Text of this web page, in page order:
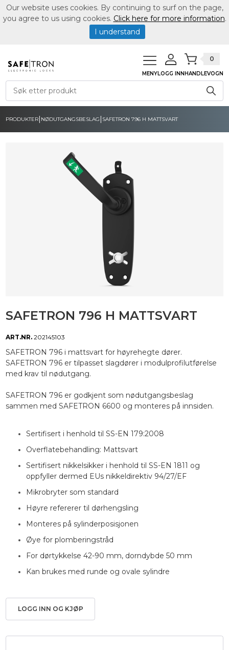
MENYLOGG INN
0
HANDLEVOGN
PRODUKTER| NØDUTGANGSBESLAG | SAFETRON 796 H MATTSVART
SAFETRON 796 H MATTSVART
ART.NR. 202145103
SAFETRON 796 i mattsvart for høyrehegte dører.
SAFETRON 796 er tilpasset slagdører i modulprofilutførelse
med krav til nødutgang.
SAFETRON 796 er godkjent som nødutgangsbeslag
sammen med SAFETRON 6600 og monteres på innsiden.
Sertifisert i henhold til SS-EN 179:2008
Overflatebehandling: Mattsvart
Sertifisert nikkelsikker i henhold til SS-EN 1811 og
oppfyller dermed EUs nikkeldirektiv 94/27/EF
Mikrobryter som standard
Høyre refererer til dørhengsling
Monteres på sylinderposisjonen
Øye for plomberingstråd
For dørtykkelse 42-90 mm, dorndybde 50 mm
Kan brukes med runde og ovale sylindre
LOGG INN OG KJØP
Our website uses cookies. By continuing to surf on the page,
you agree to us using cookies. Click here for more information.
I understand